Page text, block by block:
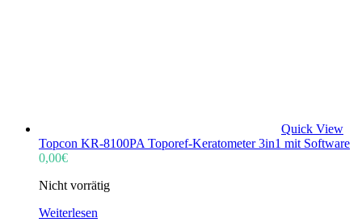
Quick View
Topcon KR-8100PA Toporef-Keratometer 3in1 mit Software
0,00€
Nicht vorrätig
Weiterlesen